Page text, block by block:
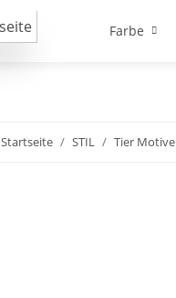
Farbe
Startseite STIL Tier Motive